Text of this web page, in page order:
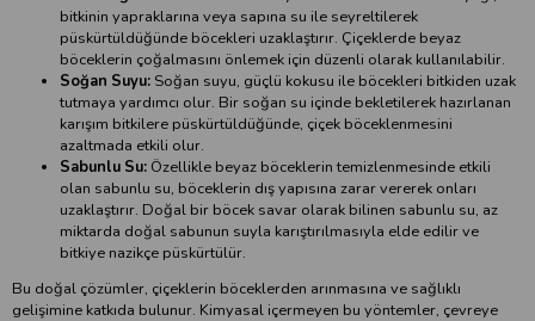
bitkinin yapraklarına veya sapına su ile seyreltilerek
püskürtüldüğünde böcekleri uzaklaştırır. Çiçeklerde beyaz
böceklerin çoğalmasını önlemek için düzenli olarak kullanılabilir.
Soğan Suyu: Soğan suyu, güçlü kokusu ile böcekleri bitkiden uzak
tutmaya yardımcı olur. Bir soğan su içinde bekletilerek hazırlanan
karışım bitkilere püskürtüldüğünde, çiçek böceklenmesini
azaltmada etkili olur.
Sabunlu Su: Özellikle beyaz böceklerin temizlenmesinde etkili
olan sabunlu su, böceklerin dış yapısına zarar vererek onları
uzaklaştırır. Doğal bir böcek savar olarak bilinen sabunlu su, az
miktarda doğal sabunun suyla karıştırılmasıyla elde edilir ve
bitkiye nazikçe püskürtülür.
Bu doğal çözümler, çiçeklerin böceklerden arınmasına ve sağlıklı
gelişimine katkıda bulunur. Kimyasal içermeyen bu yöntemler, çevreye